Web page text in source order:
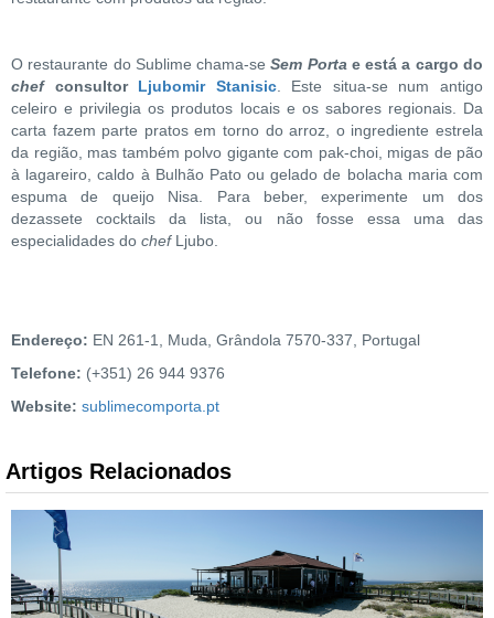
O restaurante do Sublime chama-seSem Porta e está a cargo do
chefconsultor Ljubomir Stanisic. Este situa-se num antigo
celeiro e privilegia os produtos locais e os sabores regionais. Da
carta fazem parte pratos em torno do arroz, o ingrediente estrela
da região, mas também polvo gigante com pak-choi, migas de pão
à lagareiro, caldo à Bulhão Pato ou gelado de bolacha maria com
espuma de queijo Nisa. Para beber, experimente um dos
dezassete cocktails da lista, ou não fosse essa uma das
especialidades do chef Ljubo.
Endereço: EN 261-1, Muda, Grândola 7570-337, Portugal
Telefone: (+351) 26 944 9376
Website: sublimecomporta.pt
Artigos Relacionados